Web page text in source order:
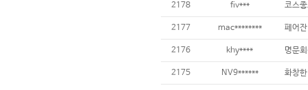
2178 fiv***
2177 mac********
2176 khy****
2175 NV9******